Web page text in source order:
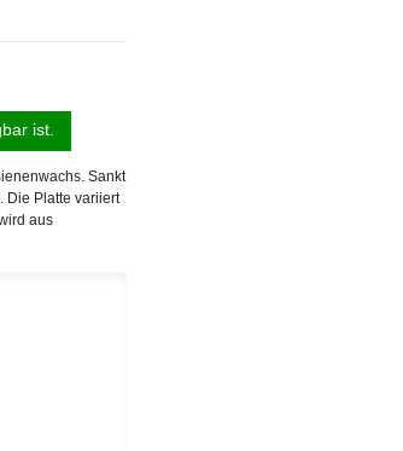
ist.
Sankt
Die Platte variiert
aus